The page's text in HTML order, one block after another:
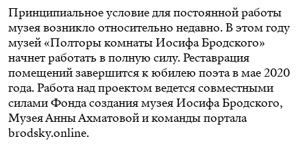
Принципиальное условие для постоянной работы
музея возникло относительно недавно. В этом году
музей «Полторы комнаты Иосифа Бродского»
начнет работать в полную силу. Реставрация
помещений завершится к юбилею поэта в мае 2020
года. Работа над проектом ведется совместными
силами Фонда создания музея Иосифа Бродского,
Музея Анны Ахматовой и команды портала
brodsky.online.